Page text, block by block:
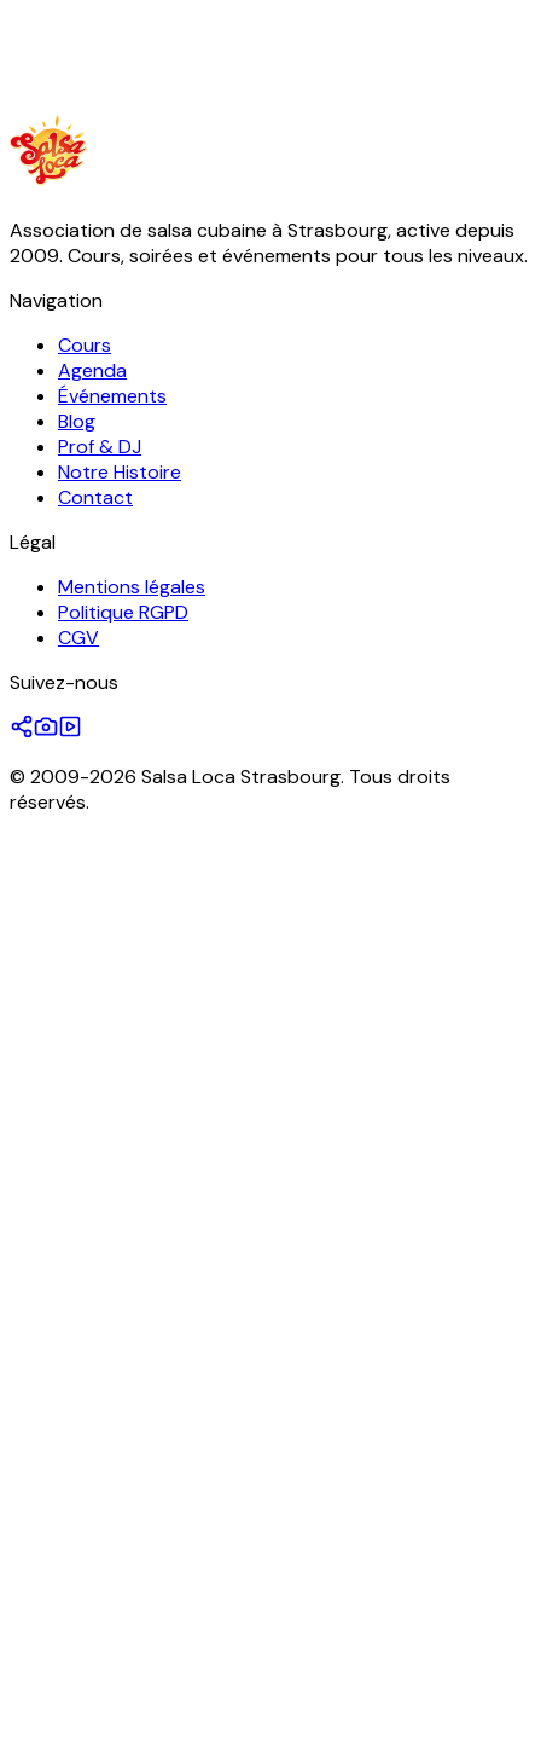
Association de salsa cubaine à Strasbourg, active depuis
2009. Cours, soirées et événements pour tous les niveaux.
Navigation
Cours
Agenda
Événements
Blog
Prof & DJ
Notre Histoire
Contact
Légal
Mentions légales
Politique RGPD
CGV
Suivez-nous
© 2009-2026 Salsa Loca Strasbourg. Tous droits
réservés.